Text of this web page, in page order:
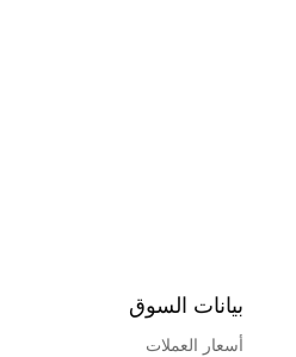
بيانات السوق
أسعار العملات